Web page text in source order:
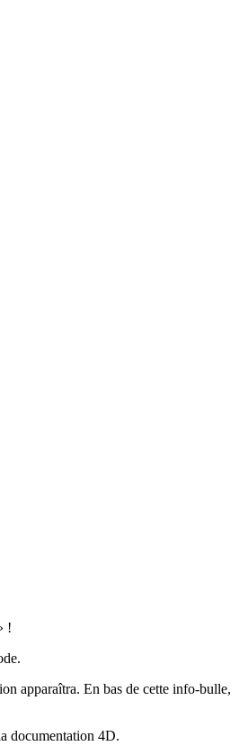
!
apparaîtra. En bas de cette info-bulle,
documentation 4D.